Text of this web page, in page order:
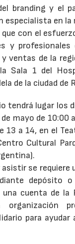
branding y el
especialista en la
con el
y profesionales
ventas de la
Sala 1 del
de la ciudad de
tendrá lugar los
mayo de 10:00
13 a 14, en el
Cultural
asistir se requiere
depósito
una cuenta de la
organización
para ayudar